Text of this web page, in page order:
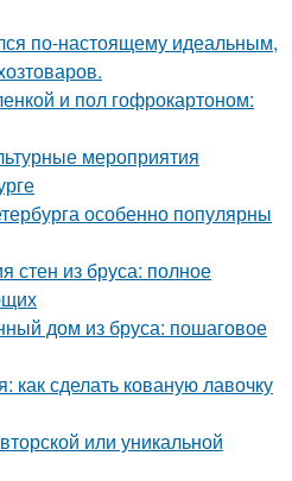
по-настоящему идеальным,
и пол гофрокартоном:
мероприятия
особенно популярны
стен из бруса: полное
дом из бруса: пошаговое
как сделать кованую лавочку
или уникальной